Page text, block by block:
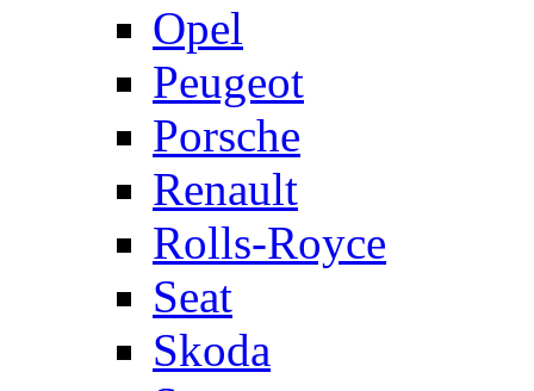
Opel
Peugeot
Porsche
Renault
Rolls-Royce
Seat
Skoda